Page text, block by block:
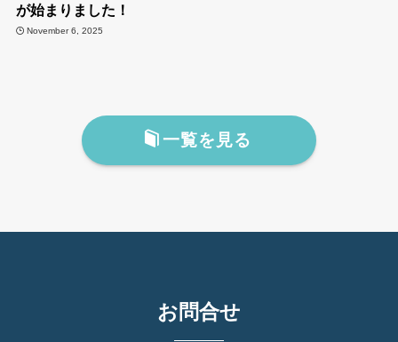
が始まりました！
November 6, 2025
一覧を見る
お問合せ